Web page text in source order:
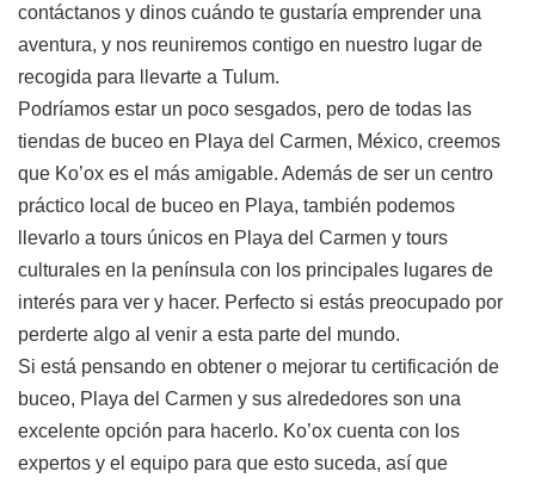
contáctanos y dinos cuándo te gustaría emprender una
aventura, y nos reuniremos contigo en nuestro lugar de
recogida para llevarte a Tulum.
Podríamos estar un poco sesgados, pero de todas las
tiendas de buceo en Playa del Carmen, México, creemos
que Ko’ox es el más amigable. Además de ser un centro
práctico local de buceo en Playa, también podemos
llevarlo a tours únicos en Playa del Carmen y tours
culturales en la península con los principales lugares de
interés para ver y hacer. Perfecto si estás preocupado por
perderte algo al venir a esta parte del mundo.
Si está pensando en obtener o mejorar tu certificación de
buceo, Playa del Carmen y sus alrededores son una
excelente opción para hacerlo. Ko’ox cuenta con los
expertos y el equipo para que esto suceda, así que